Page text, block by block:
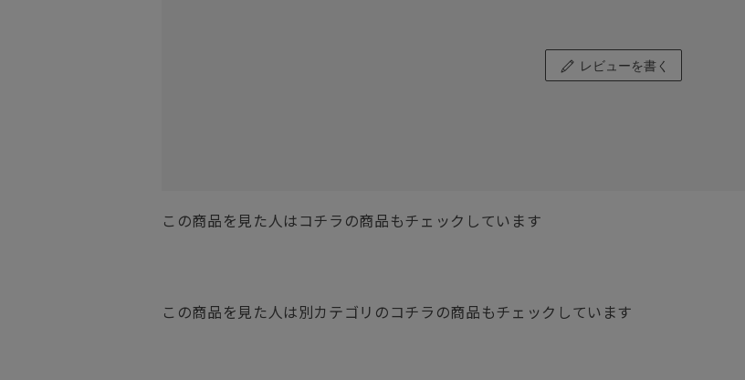
レビューを書く
この商品を見た人はコチラの商品もチェックしています
この商品を見た人は別カテゴリのコチラの商品もチェックしています